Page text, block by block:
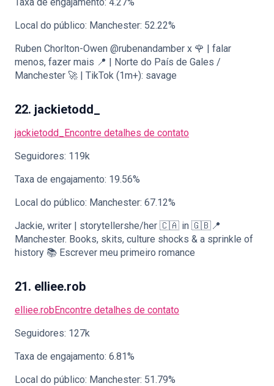
Local do público: Manchester: 52.22%
Ruben Chorlton-Owen @rubenandamber x 🌹 | falar
menos, fazer mais 📍 | Norte do País de Gales /
Manchester 🚀 | TikTok (1m+): savage
22. jackietodd_
jackietodd_ Encontre detalhes de contato
Seguidores: 119k
Taxa de engajamento: 19.56%
Local do público: Manchester: 67.12%
Jackie, writer | storytellershe/her 🇨🇦 in 🇬🇧📍
Manchester. Books, skits, culture shocks & a sprinkle of
history 📚 Escrever meu primeiro romance
21. elliee.rob
elliee.robEncontre detalhes de contato
Seguidores: 127k
Taxa de engajamento: 6.81%
Local do público: Manchester: 51.79%